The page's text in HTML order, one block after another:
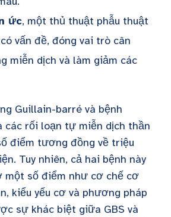
ức, một thủ thuật phẫu thuật
vấn đề, đóng vai trò cân
miễn dịch và làm giảm các
Guillain-barré và bệnh
các rối loạn tự miễn dịch thần
điểm tương đồng về triệu
Tuy nhiên, cả hai bệnh này
một số điểm như cơ chế cơ
kiểu yếu cơ và phương pháp
sự khác biệt giữa GBS và